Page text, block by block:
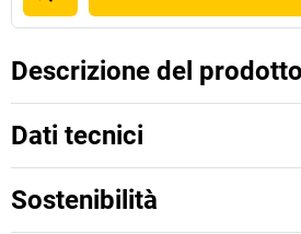
Descrizione del prodotto
Dati tecnici
Sostenibilità